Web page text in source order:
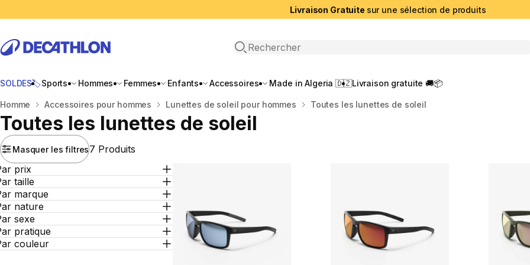
Livraison Gratuite sur une sélection de produits
Recherche ouverte
SOLDES🏷️Sports Hommes Femmes Enfants Accessoires Made in Algeria 🇩🇿Livraison gratuite 🚚📦
Accueil
Homme Accessoires pour hommes Lunettes de soleil pour hommes Toutes les lunettes de soleil
Toutes les lunettes de soleil
Masquer les filtres7 Produits
prix
taille
marque
nature
sexe
pratique
couleur